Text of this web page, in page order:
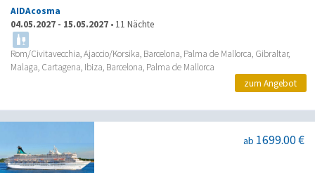
AIDAcosma
04.05.2027 - 15.05.2027 • 11 Nächte
Rom/Civitavecchia, Ajaccio/Korsika, Barcelona, Palma de Mallorca, Gibraltar,
Malaga, Cartagena, Ibiza, Barcelona, Palma de Mallorca
zum Angebot
ab 1699.00 €